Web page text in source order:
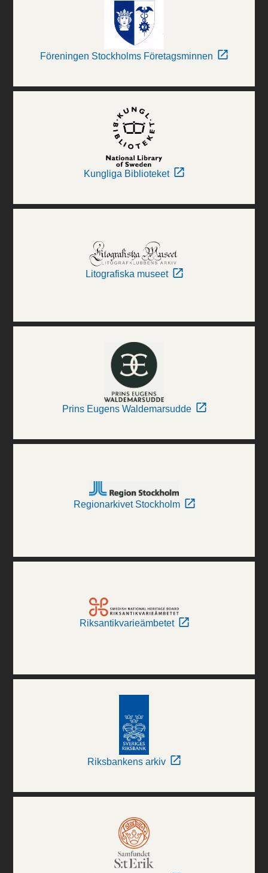
Föreningen Stockholms Företagsminnen
Kungliga Biblioteket
Litografiska museet
Prins Eugens Waldemarsudde
Regionarkivet Stockholm
Riksantikvarieämbetet
Riksbankens arkiv